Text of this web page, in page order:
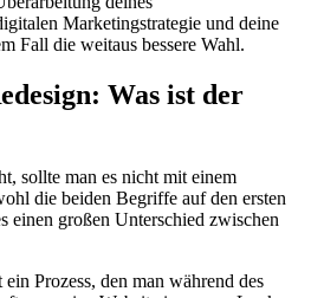
Marketingstrategie und deine
Fall die weitaus bessere Wahl.
Was ist der
sollte man es nicht mit einem
die beiden Begriffe auf den ersten
großen Unterschied zwischen
Prozess, den man während des